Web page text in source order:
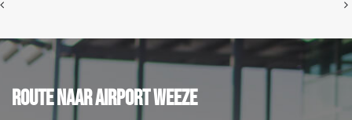
ROUTE NAAR AIRPORT WEEZE